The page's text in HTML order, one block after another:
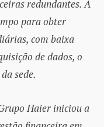
redundantes. A
para obter
com baixa
de dados, o
sede.
Haier iniciou a